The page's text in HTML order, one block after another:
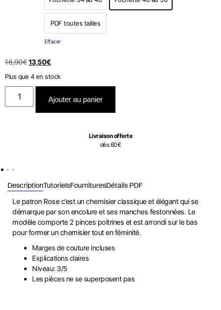
PDF toutes tailles
PDF toutes tailles
Effacer
16,90€ 13,50€
Plus que 4 en stock
Ajouter au panier
Livraison offerte
dès 60€
DescriptionTutorielsFournituresDétails PDF
Le patron Rose c’est un chemisier classique et élégant qui se
démarque par son encolure et ses manches festonnées. Le
modèle comporte 2 pinces poitrines et est arrondi sur le bas
pour former un chemisier tout en féminité.
Marges de couture incluses
Explications claires
Niveau: 3/5
Les pièces ne se superposent pas